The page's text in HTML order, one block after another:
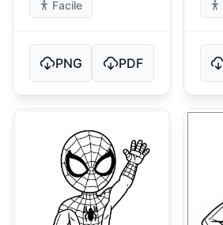
Facile
PNG PDF